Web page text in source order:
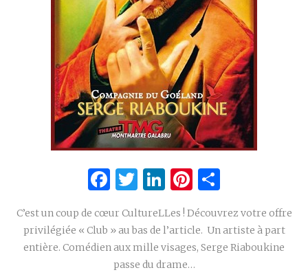
Facebook
Twitter
LinkedIn
Pinterest
C’est un coup de cœur CultureLLes ! Découvrez votre offre
privilégiée « Club » au bas de l’article. Un artiste à part
entière. Comédien aux mille visages, Serge Riaboukine
passe du drame…